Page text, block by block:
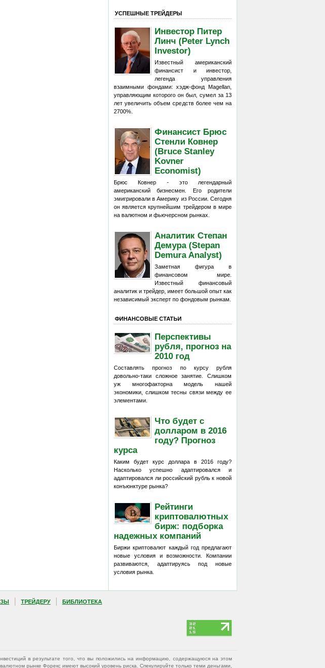
УСПЕШНЫЕ ТРЕЙДЕРЫ
Инвестор Питер
Линч (Peter Lynch
Investor)
Известный американский
финансист и инвестор,
легенда управления
взаимными фондами: хэдж-фонд Magellan,
управляющим которого он был, сумел за 13
лет увеличить объем средств более чем на
2700%.
Финансист Брюс
Стенли Ковнер
(Bruce Stanley
Kovner
Economist)
Брюс Ковнер - это легендарный
американский бизнесмен. Его родители
эмигрировали в Америку из России. Сегодня
он является крупнейшим трейдером в мире
на валютном и фьючерсном рынках.
Аналитик Степан
Демура (Stepan
Demura Analyst)
Заметная фигура в
финансовом мире.
Известный финансовый
аналитик и трейдер, имеет большой опыт как
независимый эксперт по фондовым рынкам.
ФИНАНСОВЫЕ СТАТЬИ
Перспективы
рубля, прогноз на
2010 год
Составлять прогноз по курсу рубля
довольно-таки сложное занятие. Слишком
уж многофакторна модель нашей
экономики, слишком тесны связи между ее
элементами.
Что будет с
долларом в 2016
году? Прогноз
курса
Каким будет курс доллара в 2016 году?
Насколько успешно адаптировался и
адаптировался ли российский рубль к новой
конъюнктуре рынка?
Рейтинги
криптовалютных
бирж: подборка
надежных компаний
Биржи криптовалют каждый год предлагают
новые условия и возможности. Компании
развиваются, адаптируясь под новые
условия рынка.
ТРЕЙДЕРУ БИБЛИОТЕКА
в результате того, что вы положились на информацию, содержащуюся на этом
рынке Форекс имеют высокий уровень риска. Спекулируйте только теми деньгами,